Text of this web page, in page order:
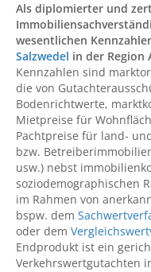
Als diplomierter und
wesentlichen
Salzwedel in der Region
Kennzahlen sind
die von
Bodenrichtwerte,
Mietpreise für
Pachtpreise für land-
bzw.
usw.) nebst
soziodemographischen
im Rahmen von
bspw. dem
oder dem
Endprodukt ist ein
Verkehrswertgutachten